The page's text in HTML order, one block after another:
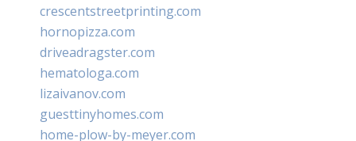
crescentstreetprinting.com
hornopizza.com
driveadragster.com
hematologa.com
lizaivanov.com
guesttinyhomes.com
home-plow-by-meyer.com